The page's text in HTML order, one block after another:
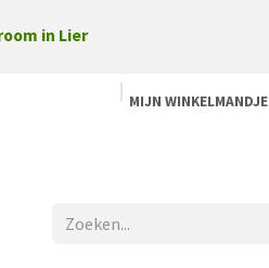
in Lier
MIJN WINKELMANDJE